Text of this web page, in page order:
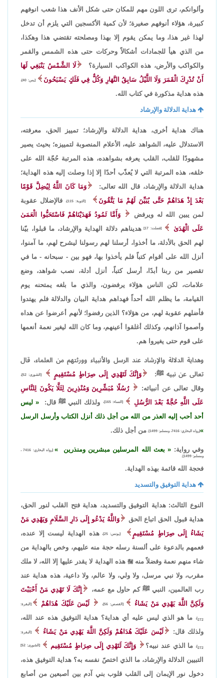
وألوانكم، ترى اللون مهم للمكان حتى شكل الأنف هذا شعب انوفهم
كبيرة، هؤلاء أنوفهم صغيرة؛ لأن كمية الأكسجين التي يلزم أن تدخل
لهذا غير هذا، وما يمكن يقوم إلا بهذا ومصلحته تقتضي هذا وهكذا،
من الذي هيأ للجمادات أشكالاً وحركات حتى هذه الشمس والقمر
والكواكب والأرض، هذه الكواكب السيارة؟
لَا الشَّمْسُ يَنْبَغِي لَهَا
أَنْ تُدْرِكَ الْقَمَرَ وَلَا اللَّيْلُ سَابِقُ النَّهَارِ وَكُلٌّ فِي فَلَكٍ يَسْبَحُونَ
[يس: 40]،
هذه هداية مذكورة في كتاب الله.
هداية الدلالة والإرشاد
هناك هداية أخرى، هداية الدلالة والإرشاد؛ تمييز الحق، معرفته،
الاستدلال عليه، الشواهد عليه، الأعلام المنصوبة لتمييزه؛ بحيث يصير
مشهودًا للقلب، القلب يعرفه بشواهده، هذه المرتبة حُجّة الله على
خلقه، هذه المرتبة التي لا يُعذّب أحدًا إلا إذا وصلت إليه هذه الهداية؛
هداية الدلالة والإرشاد، قال الله تعالى:
وَمَا كَانَ اللَّهُ لِيُضِلَّ قَوْمًا
بَعْدَ إِذْ هَدَاهُمْ حَتَّى يُبَيِّنَ لَهُمْ مَا يَتَّقُونَ
[التوبة: 115]،
فالإضلال عقوبة
لمن يبين الله له ويرفض
وَأَمَّا ثَمُودُ فَهَدَيْنَاهُمْ فَاسْتَحَبُّوا الْعَمَىٰ
عَلَى الْهُدَىٰ
[فصلت: 17]
هديناهم دلالة الهداية والإرشاد، ما قبلوا، بيّنا
لهم الحق بالأدلة، ما أخذوا، أرسلنا لهم رسولنا ليشرح لهم، ما آمنوا،
أنزل الله على أقوام كتباً فلم يأخذوا بها، فهو بين - سبحانه - ما في
تقصير من ربنا أبدًا، أرسل كتباً، أنزل أدلة، نصب شواهد، وضع
علامات، لكن الناس هؤلاء يرفضون، والذي ما بلغه يمتحنه يوم
القيامة، ما يظلم الله أحداً فهداهم هداية البيان والدلالة فلم يهتدوا
فأضلهم عقوبة لهم، من هؤلاء؟ الذين رفضوا؛ لأنهم أعرضوا عن هداه
وأصموا آذانهم، وكذلك أغلقوا أعينهم، وما كان الله ليغير نعمة أنعمها
على قوم حتى يغيروا هم.
وهداية الدلالة والإرشاد عند الرسل والأنبياء وورثتهم من العلماء، قال
تعالى عن نبيه ﷺ:
وَإِنَّكَ لَتَهْدِي إِلَى صِرَاطٍ مُسْتَقِيمٍ [الشورى: 52]،
وقال تعالى عن أنبيائه:
رُسُلًا مُبَشِّرِينَ وَمُنْذِرِينَ لِئَلَّا يَكُونَ لِلنَّاسِ
عَلَى اللَّهِ حُجَّةٌ بَعْدَ الرُّسُلِ
[النساء: 165]، ولذلك النبي ﷺ قال:
ليس
أحد أحب إليه العذر من الله من أجل ذلك أنزل الكتاب وأرسل الرسل
[رواه البخاري: 7416، ومسلم: 1499]. من أجل ذلك.
وفي رواية: بعث الله المرسلين مبشرين ومنذرين
[رواه البخاري: 7416 ،
ومسلم: 1499].
فحجة الله قائمة بهذه الهداية.
هداية التوفيق والتسديد
النوع الثالث: هداية التوفيق والتسديد، هداية فتح القلب لنور الحق،
هداية قبول الحق اتباع الحق
وَاللَّهُ يَدْعُو إِلَى دَارِ السَّلَامِ وَيَهْدِي مَنْ
يَشَاءُ إِلَى صِرَاطٍ مُسْتَقِيمٍ
[يونس: 25]،
هذه الهداية ليست إلا عنده،
فعمهم بالدعوة على ألسنة رسله حجة منه عليهم، وخص بالهداية من
شاء منهم نعمة وفضلاً منه هذه الهداية لا يقدر عليها إلا الله، لا ملك
مقرب، ولا نبي مرسل، ولا ولي، ولا عالم، ولا داعية، هذه هداية عند
رب العالمين، النبي ﷺ كم حاول مع عمه،
إِنَّكَ لَا تَهْدِي مَنْ أَحْبَبْتَ
وَلَكِنَّ اللَّهَ يَهْدِي مَنْ يَشَاءُ
[القصص: 56]، لَيْسَ عَلَيْكَ هُدَاهُمْ [البقرة:
272]،
ما هو الذي ليس عليه أي هداية؟ هداية التوفيق هذه عند الله،
ولذلك قال:
لَيْسَ عَلَيْكَ هُدَاهُمْ وَلَكِنَّ اللَّهَ يَهْدِي مَنْ يَشَاءُ [البقرة:
272]، ما الذي عند نبيه؟ وَإِنَّكَ لَتَهْدِي إِلَى صِرَاطٍ مُسْتَقِيم [الشورى: 52]
التبيين الدلالة والإرشاد، ما الذي اختصّ نفسه به؟ هداية التوفيق هذه،
دخول نور الإيمان إلى القلب قلوب بني آدم بين أصبعين من أصابع